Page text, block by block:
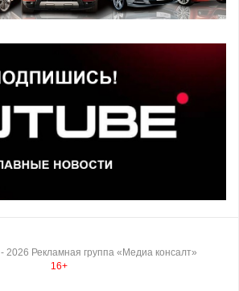
- 2026 Рекламная группа «Медиа консалт»
16+